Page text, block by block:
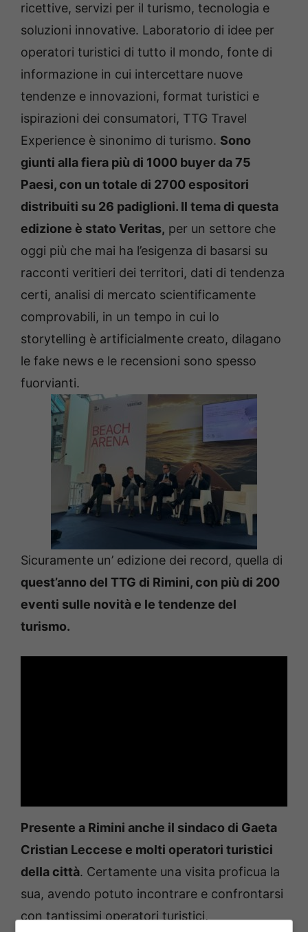
ricettive, servizi per il turismo, tecnologia e
soluzioni innovative. Laboratorio di idee per
operatori turistici di tutto il mondo, fonte di
informazione in cui intercettare nuove
tendenze e innovazioni, format turistici e
ispirazioni dei consumatori, TTG Travel
Experience è sinonimo di turismo. Sono
giunti alla fiera più di 1000 buyer da 75
Paesi, con un totale di 2700 espositori
distribuiti su 26 padiglioni. Il tema di questa
edizione è stato Veritas, per un settore che
oggi più che mai ha l’esigenza di basarsi su
racconti veritieri dei territori, dati di tendenza
certi, analisi di mercato scientificamente
comprovabili, in un tempo in cui lo
storytelling è artificialmente creato, dilagano
le fake news e le recensioni sono spesso
fuorvianti.
Sicuramente un’ edizione dei record, quella di
quest’anno del TTG di Rimini, con più di 200
eventi sulle novità e le tendenze del
turismo.
Presente a Rimini anche il sindaco di Gaeta
Cristian Leccese e molti operatori turistici
della città. Certamente una visita proficua la
sua, avendo potuto incontrare e confrontarsi
con tantissimi operatori turistici,